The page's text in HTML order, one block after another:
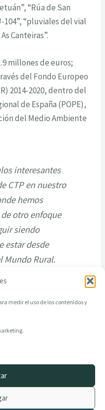
medir el uso de los contenidos y
“Rúa de San
“pluviales del vial
Canteiras”.
millones de euros;
del Fondo Europeo
2014-2020, dentro del
de España (POPE),
del Medio Ambiente
interesantes
CTP en nuestro
hemos
otro enfoque
siendo
estar desde
Mundo Rural.
los derechos reservados